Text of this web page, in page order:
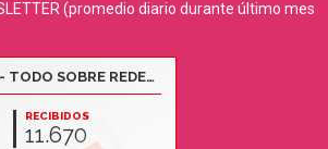
(promedio diario durante último mes